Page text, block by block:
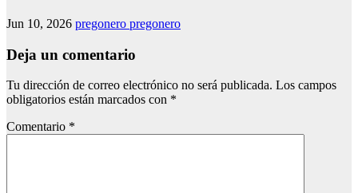
Jun 10, 2026 pregonero pregonero
Deja un comentario
Tu dirección de correo electrónico no será publicada. Los campos
obligatorios están marcados con *
Comentario *